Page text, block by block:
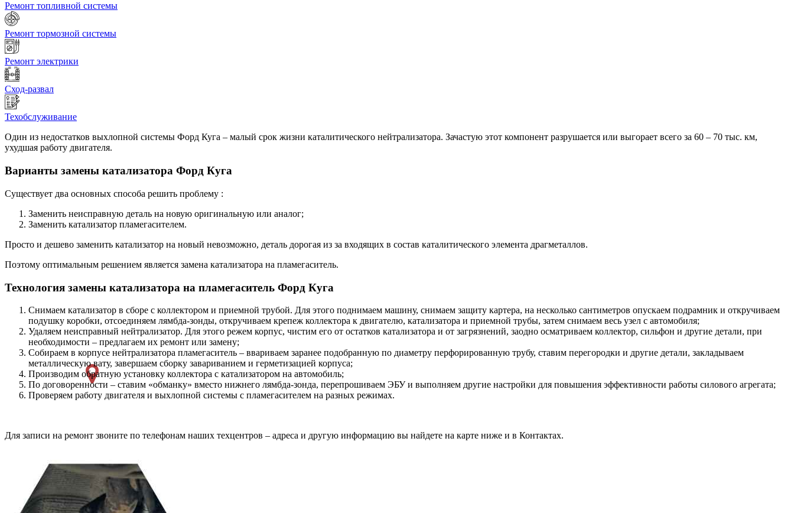
Ремонт топливной системы
Ремонт тормозной системы
Ремонт электрики
Сход-развал
Техобслуживание
Один из недостатков выхлопной системы Форд Куга – малый срок жизни каталитического нейтрализатора. Зачастую этот компонент разрушается или выгорает всего за 60 – 70 тыс. км,
ухудшая работу двигателя.
Варианты замены катализатора Форд Куга
Существует два основных способа решить проблему :
Заменить неисправную деталь на новую оригинальную или аналог;
Заменить катализатор пламегасителем.
Просто и дешево заменить катализатор на новый невозможно, деталь дорогая из за входящих в состав каталитического элемента драгметаллов.
Поэтому оптимальным решением является замена катализатора на пламегаситель.
Технология замены катализатора на пламегаситель Форд Куга
Снимаем катализатор в сборе с коллектором и приемной трубой. Для этого поднимаем машину, снимаем защиту картера, на несколько сантиметров опускаем подрамник и откручиваем
подушку коробки, отсоединяем лямбда-зонды, откручиваем крепеж коллектора к двигателю, катализатора и приемной трубы, затем снимаем весь узел с автомобиля;
Удаляем неисправный нейтрализатор. Для этого режем корпус, чистим его от остатков катализатора и от загрязнений, заодно осматриваем коллектор, сильфон и другие детали, при
необходимости – предлагаем их ремонт или замену;
Собираем в корпусе нейтрализатора пламегаситель – ввариваем заранее подобранную по диаметру перфорированную трубу, ставим перегородки и другие детали, закладываем
металлическую вату, завершаем сборку завариванием и герметизацией корпуса;
Производим обратную установку коллектора с катализатором на автомобиль;
По договоренности – ставим «обманку» вместо нижнего лямбда-зонда, перепрошиваем ЭБУ и выполняем другие настройки для повышения эффективности работы силового агрегата;
Проверяем работу двигателя и выхлопной системы с пламегасителем на разных режимах.
Для записи на ремонт звоните по телефонам наших техцентров – адреса и другую информацию вы найдете на карте ниже и в Контактах.